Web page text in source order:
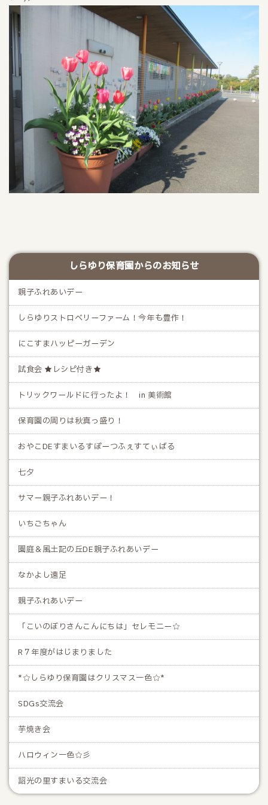
しらゆり保育園からのお知らせ
親子ふれあいデー
しらゆりストロベリーファーム！今年も豊作！
にこすまハッピーガーデン
試食会 ★レシピ付き★
トリックワールドに行ったよ！ in 美術館
保育園の周りは秋真っ盛り！
おやこDEすまいるすぽーつふぇすてぃばる
七夕
サマー親子ふれあいデー！
いちごちゃん
園庭＆風土記の丘DE親子ふれあいデー
なかよし遠足
親子ふれあいデー
「こいのぼりさんこんにちは」セレモニー☆
R７年度がはじまりました
*☆しらゆり保育園はクリスマス一色☆*
SDGs交流会
芋焼き会
ハロウィン一色☆彡
詔光の里すまいる交流会